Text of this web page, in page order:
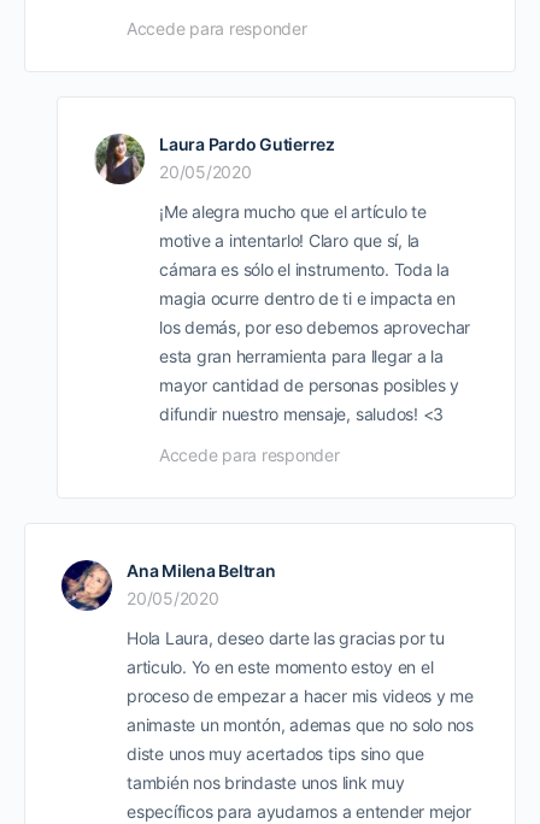
Accede para responder
Laura Pardo Gutierrez
20/05/2020
¡Me alegra mucho que el artículo te
motive a intentarlo! Claro que sí, la
cámara es sólo el instrumento. Toda la
magia ocurre dentro de ti e impacta en
los demás, por eso debemos aprovechar
esta gran herramienta para llegar a la
mayor cantidad de personas posibles y
difundir nuestro mensaje, saludos! <3
Accede para responder
Ana Milena Beltran
20/05/2020
Hola Laura, deseo darte las gracias por tu
articulo. Yo en este momento estoy en el
proceso de empezar a hacer mis videos y me
animaste un montón, ademas que no solo nos
diste unos muy acertados tips sino que
también nos brindaste unos link muy
específicos para ayudarnos a entender mejor